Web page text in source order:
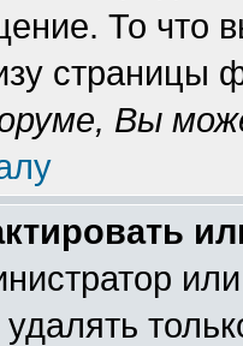
То что
страницы
Вы
удалять